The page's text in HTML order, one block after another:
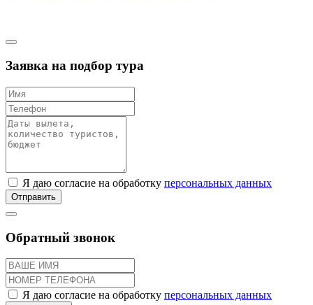
Заявка на подбор тура
Я даю согласие на обработку персональных данных
Отправить
Обратный звонок
Я даю согласие на обработку персональных данных